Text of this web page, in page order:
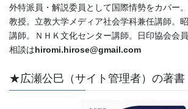
外特派員・解説委員として国際情勢をカバー
教授。立教大学メディア社会学科兼任講師。
講師。ＮＨＫ文化センター講師。日印協会会
相談はhiromi.hirose@gmail.com
★広瀬公巳（サイト管理者）の著書